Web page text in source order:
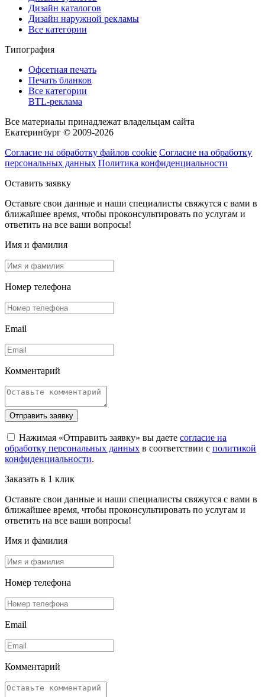
Дизайн каталогов
Дизайн наружной рекламы
Все категории
Типография
Офсетная печать
Печать бланков
Все категории
BTL-реклама
Все материалы принадлежат владельцам сайта
Екатеринбург © 2009-2026
Согласие на обработку файлов cookie Согласие на обработку
персональных данных Политика конфиденциальности
Оставить заявку
Оставьте свои данные и наши специалисты свяжутся с вами в
ближайшее время, чтобы проконсультировать по услугам и
ответить на все ваши вопросы!
Имя и фамилия
Номер телефона
Email
Комментарий
Отправить заявку
Нажимая «Отправить заявку» вы даете согласие на
обработку персональных данных в соответствии с политикой
конфиденциальности.
Заказать в 1 клик
Оставьте свои данные и наши специалисты свяжутся с вами в
ближайшее время, чтобы проконсультировать по услугам и
ответить на все ваши вопросы!
Имя и фамилия
Номер телефона
Email
Комментарий